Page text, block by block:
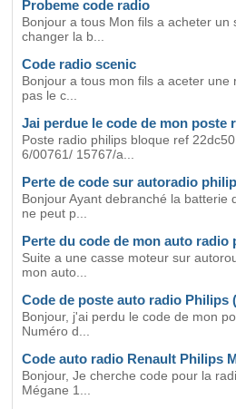
Probeme code radio
Bonjour a tous Mon fils a acheter un
changer la b...
Code radio scenic
Bonjour a tous mon fils a aceter une
pas le c...
Jai perdue le code de mon poste
Poste radio philips bloque ref
6/00761/ 15767/a...
Perte de code sur autoradio
Bonjour Ayant debranché la batterie
ne peut p...
Perte du code de mon auto radio
Suite a une casse moteur sur
mon auto...
Code de poste auto radio Philips
Bonjour, j'ai perdu le code de mon
Numéro d...
Code auto radio Renault Philips
Bonjour, Je cherche code pour la
Mégane 1...